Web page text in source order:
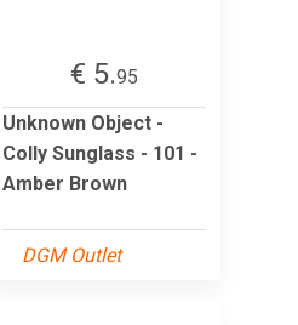
€ 5.95
Unknown Object -
Colly Sunglass - 101 -
Amber Brown
DGM Outlet